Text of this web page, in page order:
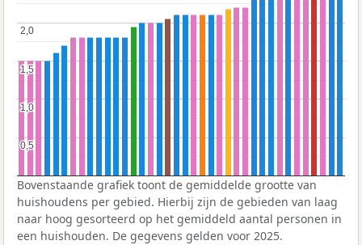
0,5
0,5
1,0
1,0
1,5
1,5
2,0
2,0
Bovenstaande grafiek toont de gemiddelde grootte van
huishoudens per gebied. Hierbij zijn de gebieden van laag
naar hoog gesorteerd op het gemiddeld aantal personen in
een huishouden. De gegevens gelden voor 2025.